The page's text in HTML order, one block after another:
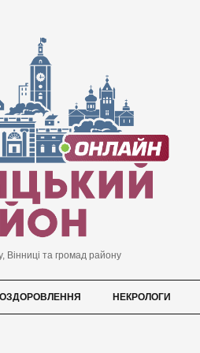
Вінниці та громад району
НЕКРОЛОГИ